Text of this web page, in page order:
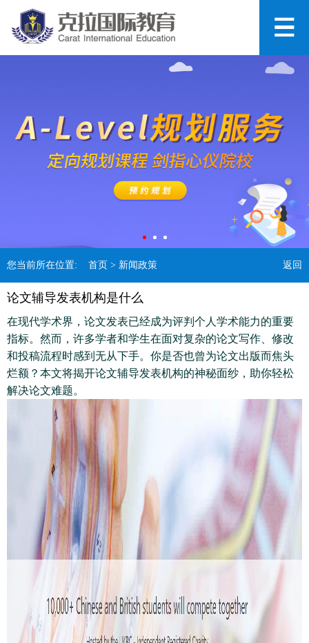
您当前所在位置: 首页 > 新闻政策 返回
论文辅导发表机构是什么
在现代学术界，论文发表已经成为评判个人学术能力的重要
指标。然而，许多学者和学生在面对复杂的论文写作、修改
和投稿流程时感到无从下手。你是否也曾为论文出版而焦头
烂额？本文将揭开论文辅导发表机构的神秘面纱，助你轻松
解决论文难题。